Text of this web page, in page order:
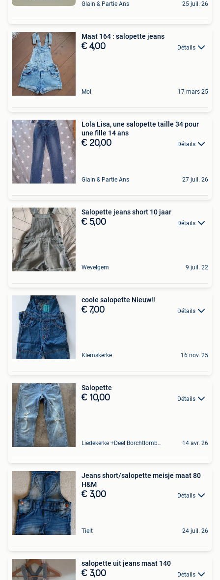
Glain & Partie Ans 25 juil. 26
Maat 164 : salopette jeans
€ 4,00 Détails
Mol 17 mars 25
Lola Lisa, une salopette taille 34 pour
une fille 14 ans
€ 20,00 Détails
Glain & Partie Ans 27 juil. 26
Salopette jeans short 10 jaar
€ 5,00 Détails
Wevelgem 9 juil. 22
coole salopette Nieuw!!
€ 7,00 Détails
Klemskerke 16 nov. 25
Salopette
€ 10,00 Détails
Liedekerke +Deel Borchtlombeek 14 avr. 26
Jeans short/salopette meisje maat 80
H&M
€ 3,00 Détails
Tielt 24 juil. 26
salopette uit jeans maat 140
€ 3,00 Détails